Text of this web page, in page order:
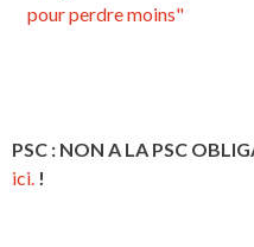
pour perdre moins"
PSC : NON A LA PSC
ici. !